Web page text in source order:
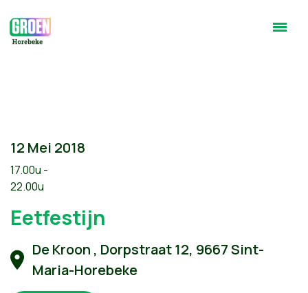
12 Mei 2018
17.00u -
22.00u
Eetfestijn
De Kroon , Dorpstraat 12, 9667 Sint-
Maria-Horebeke